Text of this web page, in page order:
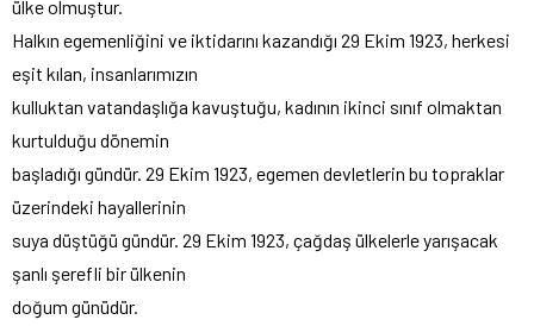
ülke olmuştur.
Halkın egemenliğini ve iktidarını kazandığı 29 Ekim 1923, herkesi
eşit kılan, insanlarımızın
kulluktan vatandaşlığa kavuştuğu, kadının ikinci sınıf olmaktan
kurtulduğu dönemin
başladığı gündür. 29 Ekim 1923, egemen devletlerin bu topraklar
üzerindeki hayallerinin
suya düştüğü gündür. 29 Ekim 1923, çağdaş ülkelerle yarışacak
şanlı şerefli bir ülkenin
doğum günüdür.